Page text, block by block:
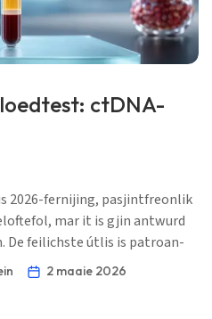
ctDNA-
2026-fernijing, pasjintfreonlik
mar it is gjin antwurd
De feilichste útlis is patroan-
imaging-doel, en oft der noch
🩺 Medysk hifke: 2 maaie
2 maaie 2026